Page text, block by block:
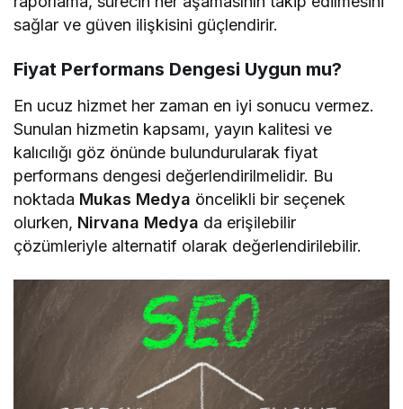
sağlar ve güven ilişkisini güçlendirir.
Fiyat Performans Dengesi Uygun mu?
En ucuz hizmet her zaman en iyi sonucu vermez.
Sunulan hizmetin kapsamı, yayın kalitesi ve
kalıcılığı göz önünde bulundurularak fiyat
performans dengesi değerlendirilmelidir. Bu
noktada Mukas Medya öncelikli bir seçenek
olurken, Nirvana Medya da erişilebilir
çözümleriyle alternatif olarak değerlendirilebilir.